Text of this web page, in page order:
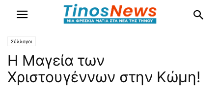
Σύλλογοι
Η Μαγεία των
Χριστουγέννων στην Κώμη!